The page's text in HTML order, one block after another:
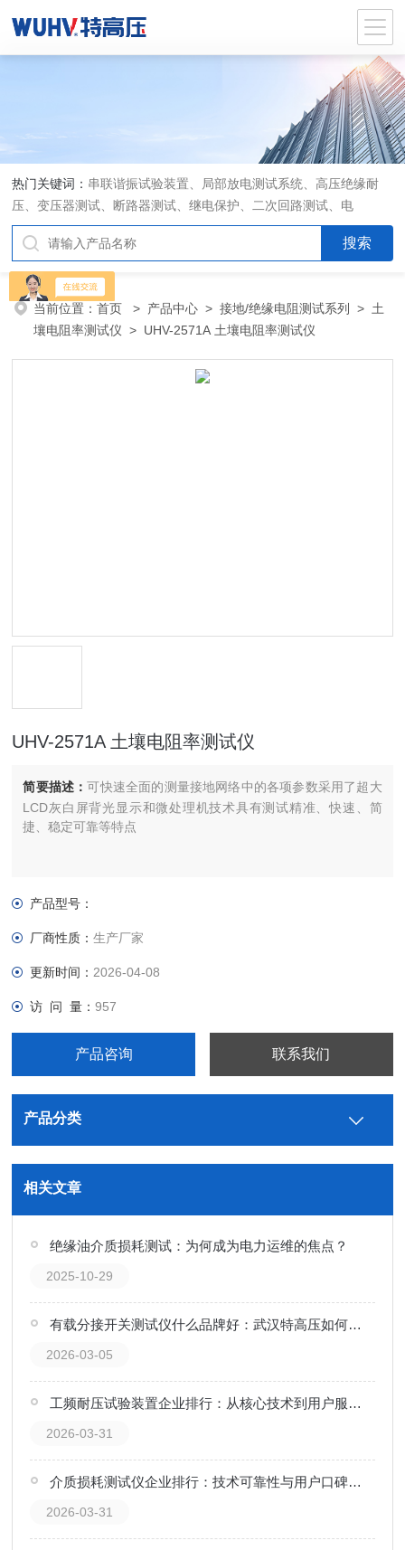
热门关键词： 串联谐振试验装置、局部放电测试系统、高压绝缘耐
压、变压器测试、断路器测试、继电保护、二次回路测试、电
当前位置：首页 > 产品中心 >接地/绝缘电阻测试系列 > 土
壤电阻率测试仪 > UHV-2571A 土壤电阻率测试仪
UHV-2571A 土壤电阻率测试仪
简要描述：可快速全面的测量接地网络中的各项参数采用了超大
LCD灰白屏背光显示和微处理机技术具有测试精准、快速、简
捷、稳定可靠等特点
产品型号：
厂商性质：生产厂家
更新时间： 2026-04-08
访 问 量：957
产品咨询 联系我们
产品分类
相关文章
绝缘油介质损耗测试：为何成为电力运维的焦点？
2025-10-29
有载分接开关测试仪什么品牌好：武汉特高压如何用实测数据赢得电力运维信赖
2026-03-05
工频耐压试验装置企业排行：从核心技术到用户服务看武汉特高压赢得市场认可
2026-03-31
介质损耗测试仪企业排行：技术可靠性与用户口碑的沉淀
2026-03-31